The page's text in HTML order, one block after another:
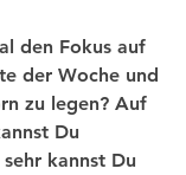
den Fokus auf
der Woche und
zu legen? Auf
Du
kannst Du